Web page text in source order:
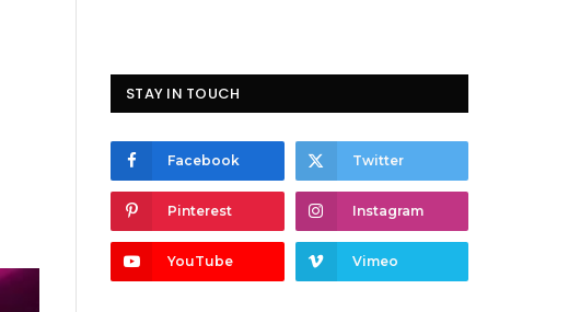
STAY IN TOUCH
Facebook Twitter
Pinterest Instagram
YouTube Vimeo